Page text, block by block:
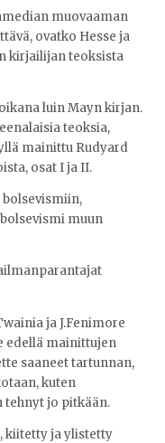
muovaaman
ovatko Hesse ja
kirjailijan teoksista
luin Mayn kirjan.
teoksia,
mainittu Rudyard
osat I ja II.
muun
ja J.Fenimore
edellä mainittujen
saaneet tartunnan,
kuten
tehnyt jo pitkään.
, kiitetty ja ylistetty